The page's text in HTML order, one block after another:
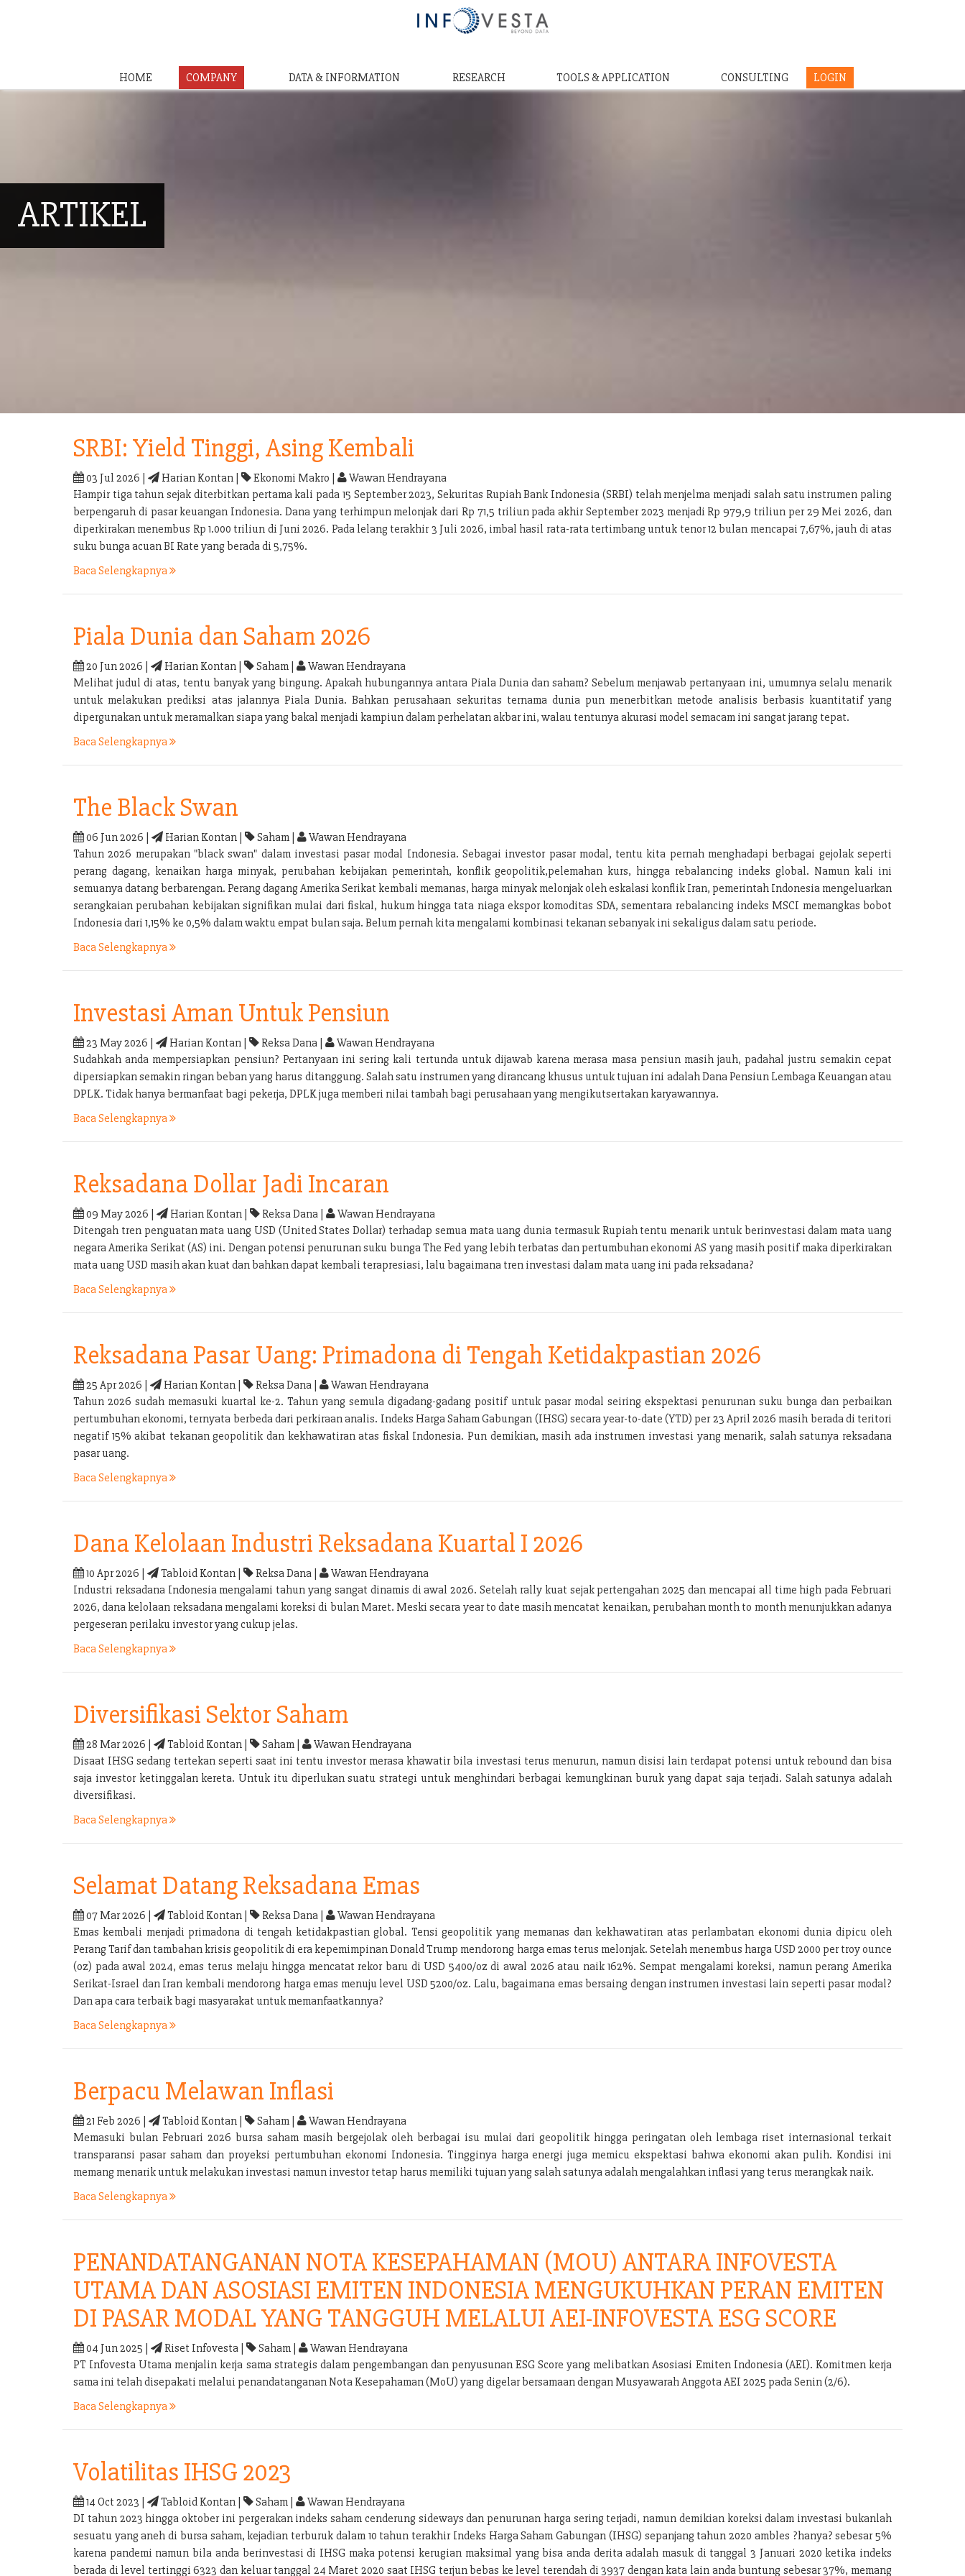
HOME COMPANY DATA & INFORMATION RESEARCH TOOLS & APPLICATION CONSULTING LOGIN
ARTIKEL
SRBI: Yield Tinggi, Asing Kembali
03 Jul 2026 | Harian Kontan | Ekonomi Makro |
Wawan Hendrayana
Hampir tiga tahun sejak diterbitkan pertama kali pada 15 September 2023, Sekuritas Rupiah Bank Indonesia (SRBI) telah menjelma menjadi salah satu instrumen paling
berpengaruh di pasar keuangan Indonesia. Dana yang terhimpun melonjak dari Rp 71,5 triliun pada akhir September 2023 menjadi Rp 979,9 triliun per 29 Mei 2026, dan
diperkirakan menembus Rp 1.000 triliun di Juni 2026. Pada lelang terakhir 3 Juli 2026, imbal hasil rata-rata tertimbang untuk tenor 12 bulan mencapai 7,67%, jauh di atas
suku bunga acuan BI Rate yang berada di 5,75%.
Baca Selengkapnya
Piala Dunia dan Saham 2026
20 Jun 2026 | Harian Kontan | Saham |
Wawan Hendrayana
Melihat judul di atas, tentu banyak yang bingung. Apakah hubungannya antara Piala Dunia dan saham? Sebelum menjawab pertanyaan ini, umumnya selalu menarik
untuk melakukan prediksi atas jalannya Piala Dunia. Bahkan perusahaan sekuritas ternama dunia pun menerbitkan metode analisis berbasis kuantitatif yang
dipergunakan untuk meramalkan siapa yang bakal menjadi kampiun dalam perhelatan akbar ini, walau tentunya akurasi model semacam ini sangat jarang tepat.
Baca Selengkapnya
The Black Swan
06 Jun 2026 | Harian Kontan | Saham |
Wawan Hendrayana
Tahun 2026 merupakan "black swan" dalam investasi pasar modal Indonesia. Sebagai investor pasar modal, tentu kita pernah menghadapi berbagai gejolak seperti
perang dagang, kenaikan harga minyak, perubahan kebijakan pemerintah, konflik geopolitik,pelemahan kurs, hingga rebalancing indeks global. Namun kali ini
semuanya datang berbarengan. Perang dagang Amerika Serikat kembali memanas, harga minyak melonjak oleh eskalasi konflik Iran, pemerintah Indonesia mengeluarkan
serangkaian perubahan kebijakan signifikan mulai dari fiskal, hukum hingga tata niaga ekspor komoditas SDA, sementara rebalancing indeks MSCI memangkas bobot
Indonesia dari 1,15% ke 0,5% dalam waktu empat bulan saja. Belum pernah kita mengalami kombinasi tekanan sebanyak ini sekaligus dalam satu periode.
Baca Selengkapnya
Investasi Aman Untuk Pensiun
23 May 2026 | Harian Kontan | Reksa Dana |
Wawan Hendrayana
Sudahkah anda mempersiapkan pensiun? Pertanyaan ini sering kali tertunda untuk dijawab karena merasa masa pensiun masih jauh, padahal justru semakin cepat
dipersiapkan semakin ringan beban yang harus ditanggung. Salah satu instrumen yang dirancang khusus untuk tujuan ini adalah Dana Pensiun Lembaga Keuangan atau
DPLK. Tidak hanya bermanfaat bagi pekerja, DPLK juga memberi nilai tambah bagi perusahaan yang mengikutsertakan karyawannya.
Baca Selengkapnya
Reksadana Dollar Jadi Incaran
09 May 2026 | Harian Kontan | Reksa Dana |
Wawan Hendrayana
Ditengah tren penguatan mata uang USD (United States Dollar) terhadap semua mata uang dunia termasuk Rupiah tentu menarik untuk berinvestasi dalam mata uang
negara Amerika Serikat (AS) ini. Dengan potensi penurunan suku bunga The Fed yang lebih terbatas dan pertumbuhan ekonomi AS yang masih positif maka diperkirakan
mata uang USD masih akan kuat dan bahkan dapat kembali terapresiasi, lalu bagaimana tren investasi dalam mata uang ini pada reksadana?
Baca Selengkapnya
Reksadana Pasar Uang: Primadona di Tengah Ketidakpastian 2026
25 Apr 2026 | Harian Kontan | Reksa Dana |
Wawan Hendrayana
Tahun 2026 sudah memasuki kuartal ke-2. Tahun yang semula digadang-gadang positif untuk pasar modal seiring ekspektasi penurunan suku bunga dan perbaikan
pertumbuhan ekonomi, ternyata berbeda dari perkiraan analis. Indeks Harga Saham Gabungan (IHSG) secara year-to-date (YTD) per 23 April 2026 masih berada di teritori
negatif 15% akibat tekanan geopolitik dan kekhawatiran atas fiskal Indonesia. Pun demikian, masih ada instrumen investasi yang menarik, salah satunya reksadana
pasar uang.
Baca Selengkapnya
Dana Kelolaan Industri Reksadana Kuartal I 2026
10 Apr 2026 | Tabloid Kontan | Reksa Dana |
Wawan Hendrayana
Industri reksadana Indonesia mengalami tahun yang sangat dinamis di awal 2026. Setelah rally kuat sejak pertengahan 2025 dan mencapai all time high pada Februari
2026, dana kelolaan reksadana mengalami koreksi di bulan Maret. Meski secara year to date masih mencatat kenaikan, perubahan month to month menunjukkan adanya
pergeseran perilaku investor yang cukup jelas.
Baca Selengkapnya
Diversifikasi Sektor Saham
28 Mar 2026 | Tabloid Kontan | Saham |
Wawan Hendrayana
Disaat IHSG sedang tertekan seperti saat ini tentu investor merasa khawatir bila investasi terus menurun, namun disisi lain terdapat potensi untuk rebound dan bisa
saja investor ketinggalan kereta. Untuk itu diperlukan suatu strategi untuk menghindari berbagai kemungkinan buruk yang dapat saja terjadi. Salah satunya adalah
diversifikasi.
Baca Selengkapnya
Selamat Datang Reksadana Emas
07 Mar 2026 | Tabloid Kontan | Reksa Dana |
Wawan Hendrayana
Emas kembali menjadi primadona di tengah ketidakpastian global. Tensi geopolitik yang memanas dan kekhawatiran atas perlambatan ekonomi dunia dipicu oleh
Perang Tarif dan tambahan krisis geopolitik di era kepemimpinan Donald Trump mendorong harga emas terus melonjak. Setelah menembus harga USD 2000 per troy ounce
(oz) pada awal 2024, emas terus melaju hingga mencatat rekor baru di USD 5400/oz di awal 2026 atau naik 162%. Sempat mengalami koreksi, namun perang Amerika
Serikat-Israel dan Iran kembali mendorong harga emas menuju level USD 5200/oz. Lalu, bagaimana emas bersaing dengan instrumen investasi lain seperti pasar modal?
Dan apa cara terbaik bagi masyarakat untuk memanfaatkannya?
Baca Selengkapnya
Berpacu Melawan Inflasi
21 Feb 2026 | Tabloid Kontan | Saham |
Wawan Hendrayana
Memasuki bulan Februari 2026 bursa saham masih bergejolak oleh berbagai isu mulai dari geopolitik hingga peringatan oleh lembaga riset internasional terkait
transparansi pasar saham dan proyeksi pertumbuhan ekonomi Indonesia. Tingginya harga energi juga memicu ekspektasi bahwa ekonomi akan pulih. Kondisi ini
memang menarik untuk melakukan investasi namun investor tetap harus memiliki tujuan yang salah satunya adalah mengalahkan inflasi yang terus merangkak naik.
Baca Selengkapnya
PENANDATANGANAN NOTA KESEPAHAMAN (MOU) ANTARA INFOVESTA
UTAMA DAN ASOSIASI EMITEN INDONESIA MENGUKUHKAN PERAN EMITEN
DI PASAR MODAL YANG TANGGUH MELALUI AEI-INFOVESTA ESG SCORE
04 Jun 2025 | Riset Infovesta | Saham |
Wawan Hendrayana
PT Infovesta Utama menjalin kerja sama strategis dalam pengembangan dan penyusunan ESG Score yang melibatkan Asosiasi Emiten Indonesia (AEI). Komitmen kerja
sama ini telah disepakati melalui penandatanganan Nota Kesepahaman (MoU) yang digelar bersamaan dengan Musyawarah Anggota AEI 2025 pada Senin (2/6).
Baca Selengkapnya
Volatilitas IHSG 2023
14 Oct 2023 | Tabloid Kontan | Saham |
Wawan Hendrayana
DI tahun 2023 hingga oktober ini pergerakan indeks saham cenderung sideways dan penurunan harga sering terjadi, namun demikian koreksi dalam investasi bukanlah
sesuatu yang aneh di bursa saham, kejadian terburuk dalam 10 tahun terakhir Indeks Harga Saham Gabungan (IHSG) sepanjang tahun 2020 ambles ?hanya? sebesar 5%
karena pandemi namun bila anda berinvestasi di IHSG maka potensi kerugian maksimal yang bisa anda derita adalah masuk di tanggal 3 Januari 2020 ketika indeks
berada di level tertinggi 6323 dan keluar tanggal 24 Maret 2020 saat IHSG terjun bebas ke level terendah di 3937 dengan kata lain anda buntung sebesar 37%, memang